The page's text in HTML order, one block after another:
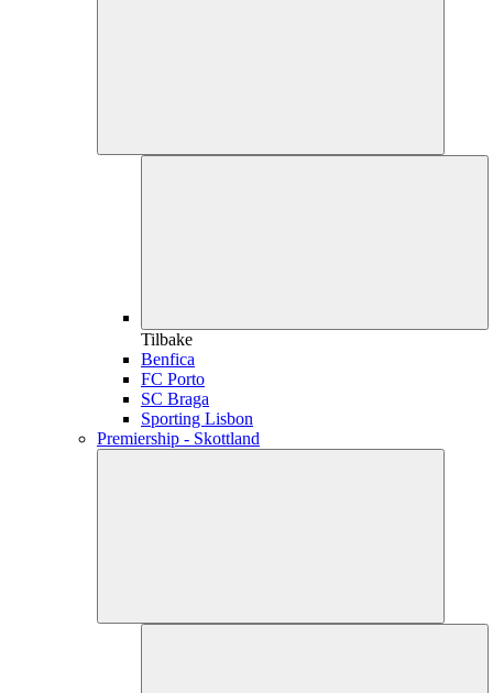
Tilbake
Benfica
FC Porto
SC Braga
Sporting Lisbon
Premiership - Skottland